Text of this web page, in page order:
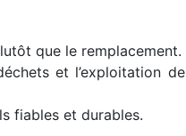
que le remplacement.
et l’exploitation
fiables et durables.